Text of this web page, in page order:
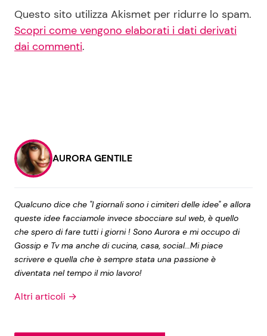
Questo sito utilizza Akismet per ridurre lo spam.
Scopri come vengono elaborati i dati derivati
dai commenti.
AURORA GENTILE
Qualcuno dice che "I giornali sono i cimiteri delle idee" e allora
queste idee facciamole invece sbocciare sul web, è quello
che spero di fare tutti i giorni ! Sono Aurora e mi occupo di
Gossip e Tv ma anche di cucina, casa, social...Mi piace
scrivere e quella che è sempre stata una passione è
diventata nel tempo il mio lavoro!
Altri articoli →